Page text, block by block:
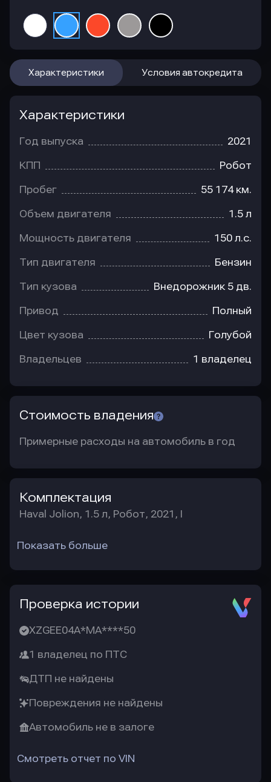
Характеристики Условия автокредита
Характеристики
Год выпуска 2021
КПП Робот
Пробег 55 174 км.
Объем двигателя 1.5 л
Мощность двигателя 150 л.с.
Тип двигателя Бензин
Тип кузова Внедорожник 5 дв.
Привод Полный
Цвет кузова Голубой
Владельцев 1 владелец
Стоимость владения
Примерные расходы на автомобиль в год
Комплектация
Haval Jolion, 1.5 л, Робот, 2021, I
Показать больше
Проверка истории
XZGEE04A*MA****50
1 владелец по ПТС
ДТП не найдены
Повреждения не найдены
Автомобиль не в залоге
Смотреть отчет по VIN